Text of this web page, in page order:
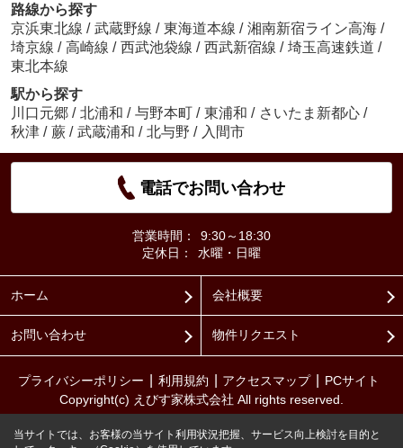
路線から探す
京浜東北線 / 武蔵野線 / 東海道本線 / 湘南新宿ライン高海 /
埼京線 / 高崎線 / 西武池袋線 / 西武新宿線 / 埼玉高速鉄道 /
東北本線
駅から探す
川口元郷 / 北浦和 / 与野本町 / 東浦和 / さいたま新都心 /
秋津 / 蕨 / 武蔵浦和 / 北与野 / 入間市
電話でお問い合わせ
営業時間：
9:30～18:30
定休日：
水曜・日曜
ホーム 会社概要
お問い合わせ 物件リクエスト
プライバシーポリシー 利用規約 アクセスマップ
PCサイト
Copyright(c) えびす家株式会社 All rights reserved.
当サイトでは、お客様の当サイト利用状況把握、サービス向上検討を目的と